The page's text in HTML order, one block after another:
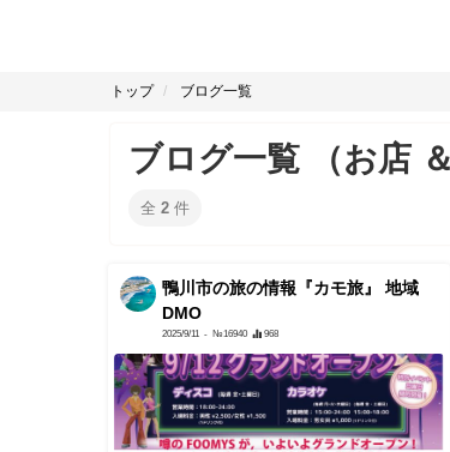
トップ ブログ一覧
ブログ一覧 （お店
全 2 件
鴨川市の旅の情報『カモ旅』 地域
DMO
2025/9/11 - №16940 968